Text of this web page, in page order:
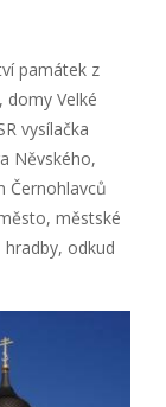
památek z
domy Velké
vysílačka
Něvského,
Černohlavců
městské
odkud